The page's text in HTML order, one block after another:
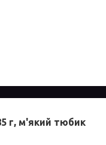
г, м'який тюбик